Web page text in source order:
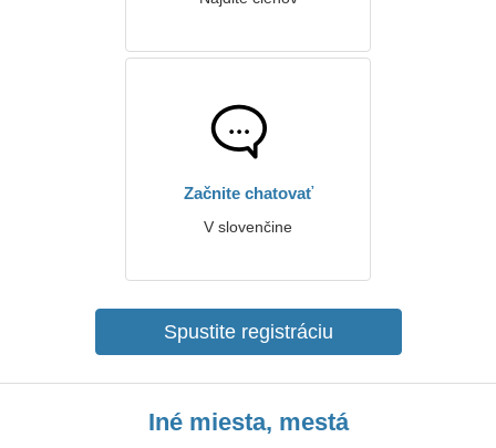
Začnite chatovať
V slovenčine
Spustite registráciu
Iné miesta, mestá